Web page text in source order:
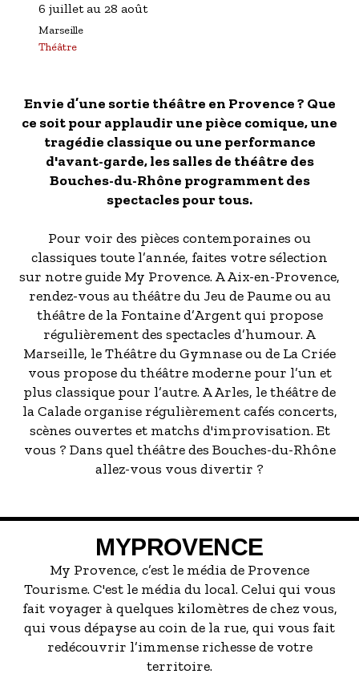
6 juillet au 28 août
Marseille
Théâtre
Envie d’une sortie théâtre en Provence ? Que
ce soit pour applaudir une pièce comique, une
tragédie classique ou une performance
d'avant-garde, les salles de théâtre des
Bouches-du-Rhône programment des
spectacles pour tous.
Pour voir des pièces contemporaines ou
classiques toute l’année, faites votre sélection
sur notre guide My Provence. A Aix-en-Provence,
rendez-vous au théâtre du Jeu de Paume ou au
théâtre de la Fontaine d’Argent qui propose
régulièrement des spectacles d’humour. A
Marseille, le Théâtre du Gymnase ou de La Criée
vous propose du théâtre moderne pour l’un et
plus classique pour l’autre. A Arles, le théâtre de
la Calade organise régulièrement cafés concerts,
scènes ouvertes et matchs d'improvisation. Et
vous ? Dans quel théâtre des Bouches-du-Rhône
allez-vous vous divertir ?
MYPROVENCE
My Provence, c’est le média de Provence
Tourisme. C'est le média du local. Celui qui vous
fait voyager à quelques kilomètres de chez vous,
qui vous dépayse au coin de la rue, qui vous fait
redécouvrir l’immense richesse de votre
territoire.